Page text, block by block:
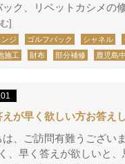
ック、リベットカシメ
]
ジ ゴルフバック シャネル
施工 財布 部分補修 鹿児島
が早く欲しい方お答え
は、ご訪問有難うござ
、早く答えが欲しいと